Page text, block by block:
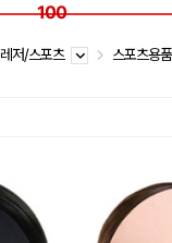
100
레저/스포츠 스포츠용